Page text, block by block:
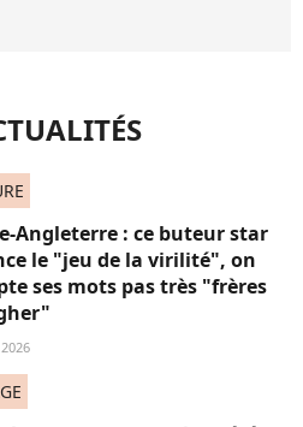
Angleterre : ce buteur star
le "jeu de la virilité", on
ses mots pas très "frères